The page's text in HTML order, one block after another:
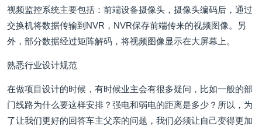
视频监控系统主要包括：前端设备摄像头，摄像头编码后，通过
交换机将数据传输到NVR，NVR保存前端传来的视频图像。另
外，部分数据经过矩阵解码，将视频图像显示在大屏幕上。
熟悉行业设计规范
在做项目设计的时候，有时候业主会有很多疑问，比如一般的部
门线路为什么要这样安排？强电和弱电的距离是多少？所以，为
了让我们更好的回答车主父亲的问题，我们必须让自己变得更加